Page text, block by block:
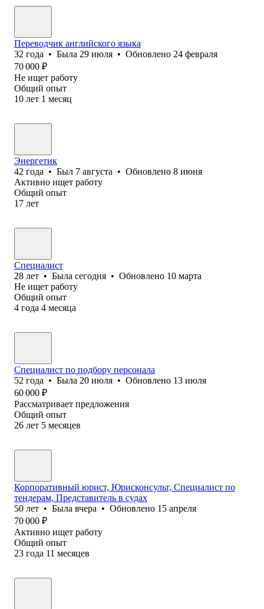
Переводчик английского языка
32 года • Была 29 июля • Обновлено 24 февраля
70 000 ₽
Не ищет работу
Общий опыт
10 лет 1 месяц
Энергетик
42 года • Был 7 августа • Обновлено 8 июня
Активно ищет работу
Общий опыт
17 лет
Специалист
28 лет • Была сегодня • Обновлено 10 марта
Не ищет работу
Общий опыт
4 года 4 месяца
Специалист по подбору персонала
52 года • Была 20 июля • Обновлено 13 июля
60 000 ₽
Рассматривает предложения
Общий опыт
26 лет 5 месяцев
Корпоративный юрист, Юрисконсульт, Специалист по
тендерам, Представитель в судах
50 лет • Была вчера • Обновлено 15 апреля
70 000 ₽
Активно ищет работу
Общий опыт
23 года 11 месяцев